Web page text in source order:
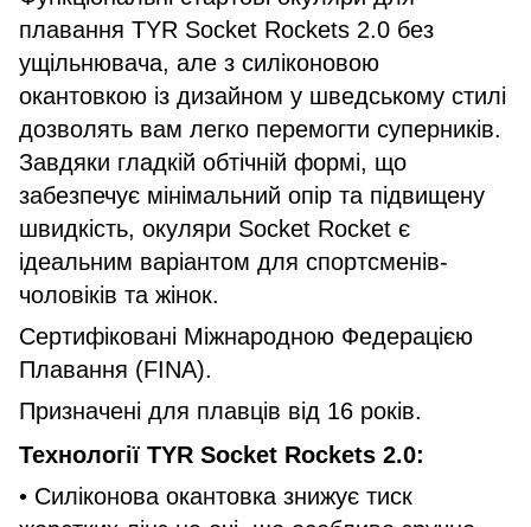
плавання TYR Socket Rockets 2.0 без
ущільнювача, але з силіконовою
окантовкою із дизайном у шведському стилі
дозволять вам легко перемогти суперників.
Завдяки гладкій обтічній формі, що
забезпечує мінімальний опір та підвищену
швидкість, окуляри Socket Rocket є
ідеальним варіантом для спортсменів-
чоловіків та жінок.
Сертифіковані Міжнародною Федерацією
Плавання (FINA).
Призначені для плавців від 16 років.
Технології TYR Socket Rockets 2.0:
• Силіконова окантовка знижує тиск